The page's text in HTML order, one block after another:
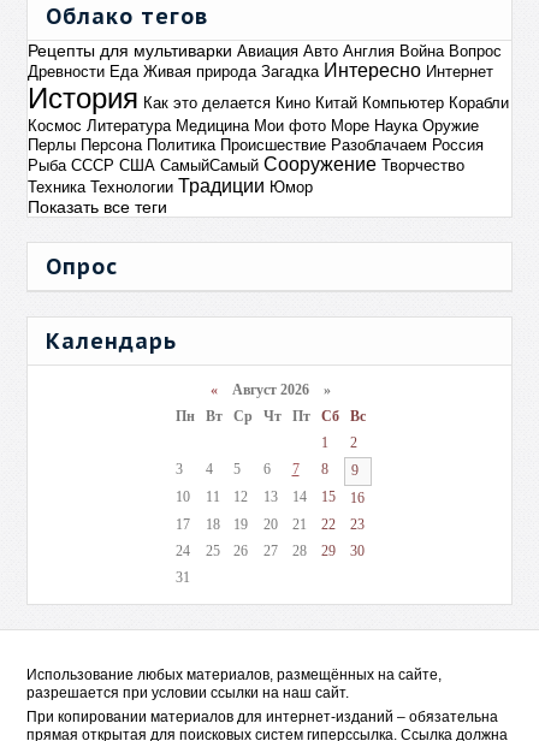
Облако тегов
Рецепты для мультиварки Авиация Авто Англия Война Вопрос
Древности Еда Живая природа Загадка Интересно Интернет
История Как это делается Кино Китай Компьютер Корабли
Космос Литература Медицина Мои фото Море Наука Оружие
Перлы Персона Политика Происшествие Разоблачаем Россия
Рыба СССР США СамыйСамый Сооружение Творчество
Техника Технологии Традиции Юмор
Показать все теги
Опрос
Календарь
«Август 2026 »
Пн
Вт Ср Чт Пт Сб
Вс
1
2
3
4 5 6 7 8
9
10
11 12 13 14 15
16
17
18 19 20 21 22
23
24
25 26 27 28 29
30
31
Использование любых материалов, размещённых на сайте,
разрешается при условии ссылки на наш сайт.
При копировании материалов для интернет-изданий – обязательна
прямая открытая для поисковых систем гиперссылка. Ссылка должна